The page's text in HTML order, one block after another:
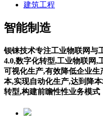
建筑工程
智能制造
钡铼技术专注工业物联网与
4.0,数字化转型,工业物联网,
可视化生产,有效降低企业
本,实现自动化生产,达到降
转型,构建前瞻性性业务模式